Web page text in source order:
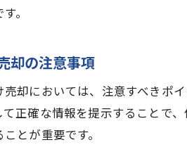
。
却の注意事項
却においては、注意すべきポ
正確な情報を提示することで
とが重要です。